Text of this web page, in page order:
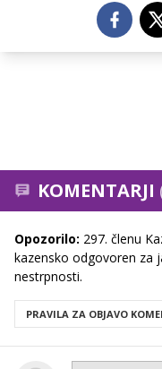
KOMENTARJI
Opozorilo: 297. členu
kazensko odgovoren za
nestrpnosti.
PRAVILA ZA OBJAVO